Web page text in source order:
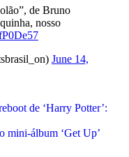
de Bruno
nosso
June 14,
de ‘Harry Potter’:
mini-álbum ‘Get Up’